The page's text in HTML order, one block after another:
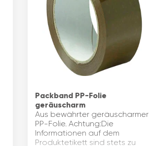
Packband PP-Folie
geräuscharm
Aus bewährter geräuscharmer
PP-Folie. Achtung:Die
Informationen auf dem
Produktetikett sind stets zu